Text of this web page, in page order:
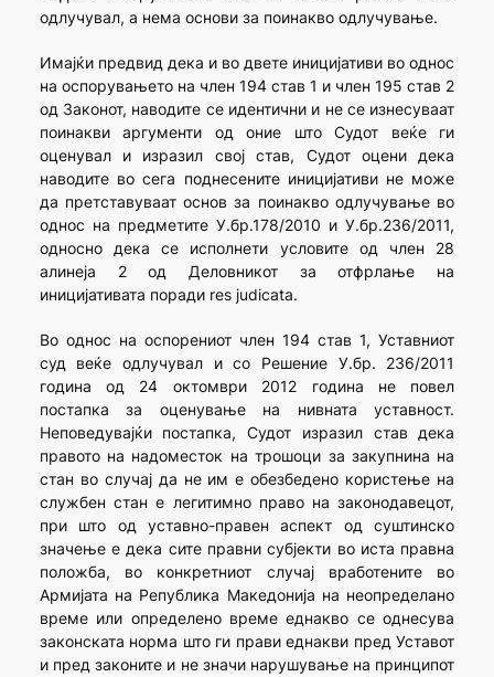
одлучувал, а нема основи за поинакво одлучување.
Имајќи предвид дека и во двете иницијативи во однос
на оспорувањето на член 194 став 1 и член 195 став 2
од Законот, наводите се идентични и не се изнесуваат
поинакви аргументи од оние што Судот веќе ги
оценувал и изразил свој став, Судот оцени дека
наводите во сега поднесените иницијативи не може
да претставуваат основ за поинакво одлучување во
однос на предметите У.бр.178/2010 и У.бр.236/2011,
односно дека се исполнети условите од член 28
алинеја 2 од Деловникот за отфрлање на
иницијативата поради res judicata.
Во однос на оспорениот член 194 став 1, Уставниот
суд веќе одлучувал и со Решение У.бр. 236/2011
година од 24 октомври 2012 година не повел
постапка за оценување на нивната уставност.
Неповедувајќи постапка, Судот изразил став дека
правото на надоместок на трошоци за закупнина на
стан во случај да не им е обезбедено користење на
службен стан е легитимно право на законодавецот,
при што од уставно-правен аспект од суштинско
значење е дека сите правни субјекти во иста правна
положба, во конкретниот случај вработените во
Армијата на Република Македонија на неопределано
време или определено време еднакво се однесува
законската норма што ги прави еднакви пред Уставот
и пред законите и не значи нарушување на принципот